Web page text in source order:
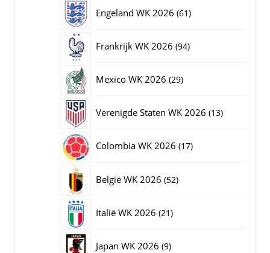
Engeland WK 2026 6161
Frankrijk WK 2026 9494
Mexico WK 2026 2929
Verenigde Staten WK 2026 1313
Colombia WK 2026 1717
België WK 2026 5252
Italië WK 2026 2121
Japan WK 2026 99